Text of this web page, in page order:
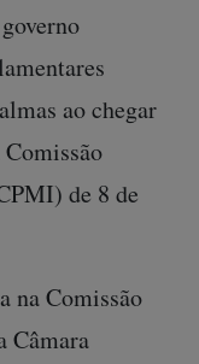
ao chegar
de 8 de
na Comissão
Câmara